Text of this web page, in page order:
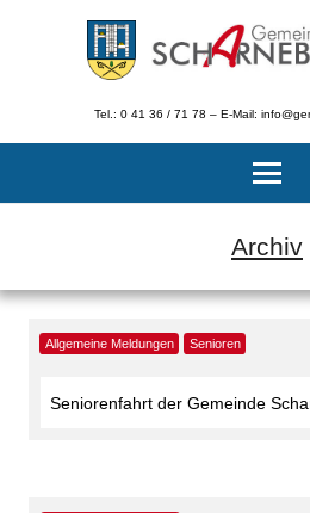
Tel.: 0 41 36 / 71 78 – E-Mail:
Archiv
Allgemeine Meldungen Senioren
Seniorenfahrt der Gemeinde